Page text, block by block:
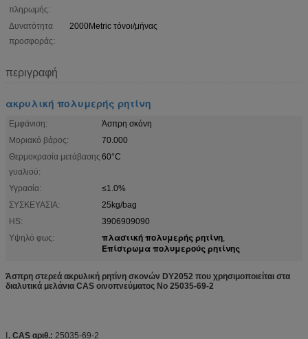
πληρωμής:
Δυνατότητα
προσφοράς:
2000Metric τόνοι/μήνας
περιγραφή
ακρυλική πολυμερής ρητίνη
Εμφάνιση:
Άσπρη σκόνη
Μοριακό βάρος:
70.000
Θερμοκρασία μετάβασης
γυαλιού:
60°C
Υγρασία:
≤1.0%
ΣΥΣΚΕΥΑΣΙΑ:
25kg/bag
HS:
3906909090
Υψηλό φως:
πλαστική πολυμερής ρητίνη,
Επίστρωμα πολυμερούς ρητίνης
Άσπρη στερεά ακρυλική ρητίνη σκονών DY2052 που χρησιμοποιείται στα
διαλυτικά μελάνια CAS οινοπνεύματος Νο 25035-69-2
Ⅰ. CAS αριθ.: 25035-69-2